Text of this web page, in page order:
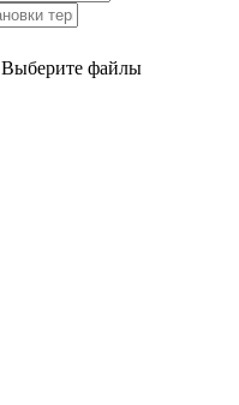
Выберите файлы